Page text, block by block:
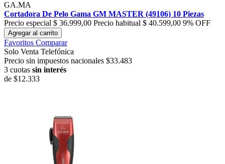
GA.MA
Cortadora De Pelo Gama GM MASTER (49106) 10 Piezas
Precio especial $ 36.999,00 Precio habitual $ 40.599,00 9% OFF
Agregar al carrito
Favoritos Comparar
Solo Venta Telefónica
Precio sin impuestos nacionales $33.483
3 cuotas sin interés
de $12.333